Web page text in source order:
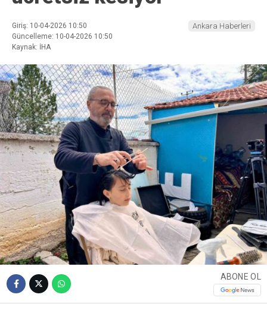
Giriş: 10-04-2026 10:50
Güncelleme: 10-04-2026 10:50
Kaynak: İHA
Ankara Haberleri
ABONE OL